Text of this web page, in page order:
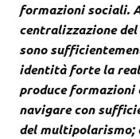
formazioni sociali.
centralizzazione
sono
identità forte la
produce formazioni
navigare con
del